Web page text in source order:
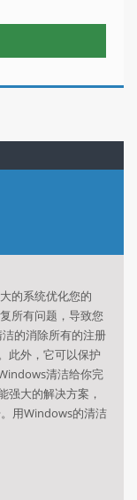
的系统优化您的
所有问题，导致您
的消除所有的注册
此外，它可以保护
清洁给你完
强大的解决方案，
用Windows的清洁